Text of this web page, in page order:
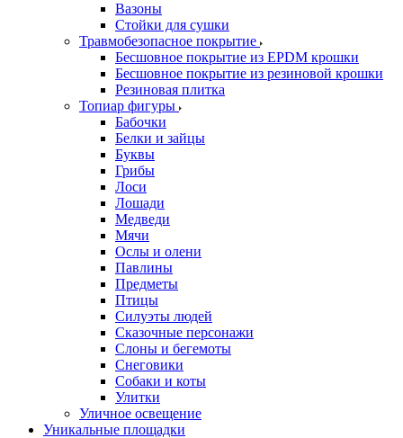
Вазоны
Стойки для сушки
Травмобезопасное покрытие
Бесшовное покрытие из EPDM крошки
Бесшовное покрытие из резиновой крошки
Резиновая плитка
Топиар фигуры
Бабочки
Белки и зайцы
Буквы
Грибы
Лоси
Лошади
Медведи
Мячи
Ослы и олени
Павлины
Предметы
Птицы
Силуэты людей
Сказочные персонажи
Слоны и бегемоты
Снеговики
Собаки и коты
Улитки
Уличное освещение
Уникальные площадки